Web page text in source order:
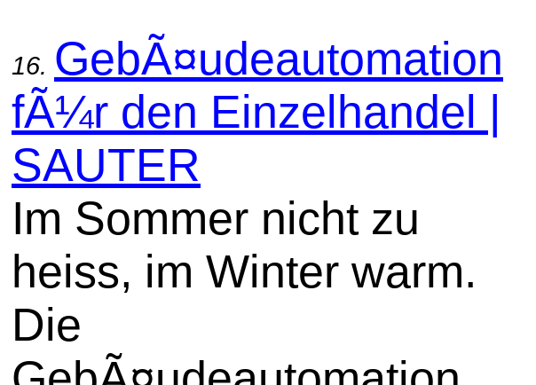
16. GebÃ¤udeautomation
fÃ¼r den Einzelhandel |
SAUTER
Im Sommer nicht zu
heiss, im Winter warm.
Die